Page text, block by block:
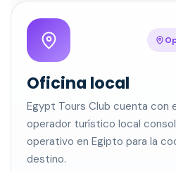
Oficina local
Egypt Tours Club cuenta con
operador turístico local
operativo en Egipto para la
destino.